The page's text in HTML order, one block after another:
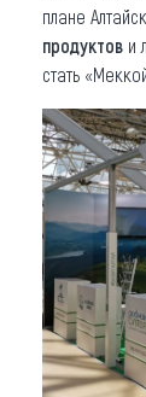
плане
продуктов и
стать